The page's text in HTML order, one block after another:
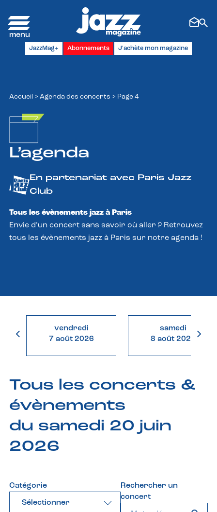
JazzMag+ Abonnements J'achète mon magazine
Accueil > Agenda des concerts > Page 4
L’agenda
En partenariat avec Paris Jazz
Club
Tous les évènements jazz à Paris
Envie d’un concert sans savoir où aller ? Retrouvez
tous les évènements jazz à Paris sur notre agenda !
vendredi
7 août 2026
samedi
8 août 2026
Tous les concerts &
évènements
du samedi 20 juin
2026
Catégorie
Sélectionner
Rechercher un
concert